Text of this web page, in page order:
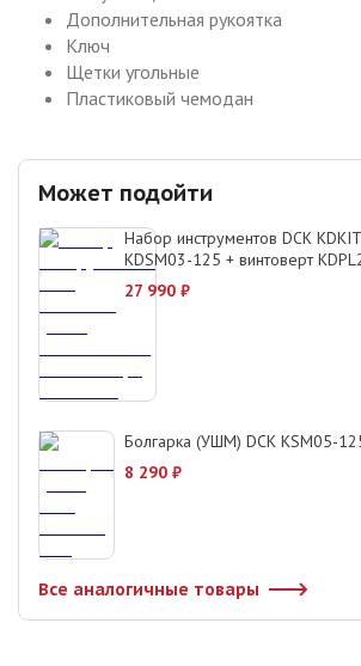
Дополнительная рукоятка
Ключ
Щетки угольные
Пластиковый чемодан
Может подойти
Набор инструментов DCK
KDSM03-125 + винтоверт
27 990 ₽
Болгарка (УШМ) DCK KSM05-
8 290 ₽
Все аналогичные товары